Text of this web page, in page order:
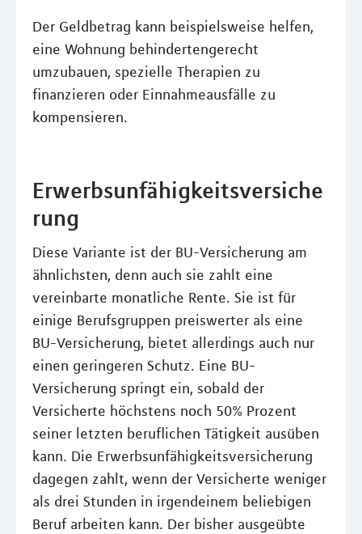
Der Geldbetrag kann beispielsweise helfen,
eine Wohnung behindertengerecht
umzubauen, spezielle Therapien zu
finanzieren oder Einnahmeausfälle zu
kompensieren.
Erwerbsunfähigkeitsversiche
rung
Diese Variante ist der BU-Versicherung am
ähnlichsten, denn auch sie zahlt eine
vereinbarte monatliche Rente. Sie ist für
einige Berufsgruppen preiswerter als eine
BU-Versicherung, bietet allerdings auch nur
einen geringeren Schutz. Eine BU-
Versicherung springt ein, sobald der
Versicherte höchstens noch 50% Prozent
seiner letzten beruflichen Tätigkeit ausüben
kann. Die Erwerbsunfähigkeitsversicherung
dagegen zahlt, wenn der Versicherte weniger
als drei Stunden in irgendeinem beliebigen
Beruf arbeiten kann. Der bisher ausgeübte